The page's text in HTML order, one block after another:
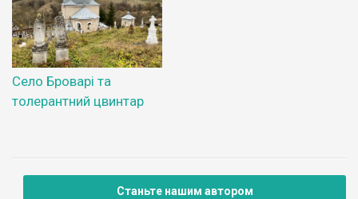
Село Броварі та
толерантний цвинтар
Станьте нашим автором